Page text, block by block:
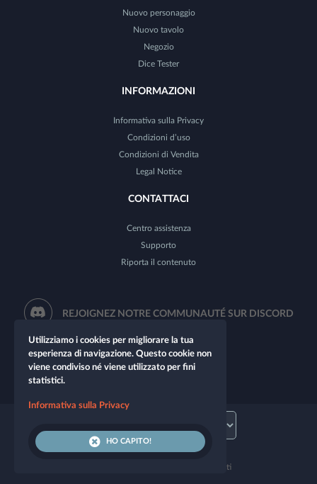
Nuovo personaggio
Nuovo tavolo
Negozio
Dice Tester
INFORMAZIONI
Informativa sulla Privacy
Condizioni d’uso
Condizioni di Vendita
Legal Notice
CONTATTACI
Centro assistenza
Supporto
Riporta il contenuto
REJOIGNEZ NOTRE COMMUNAUTÉ SUR DISCORD
© 2026 Let's Role. Tutti i diritti riservati
Utilizziamo i cookies per migliorare la tua
esperienza di navigazione. Questo cookie non
viene condiviso né viene utilizzato per fini
statistici.
Informativa sulla Privacy
HO CAPITO!